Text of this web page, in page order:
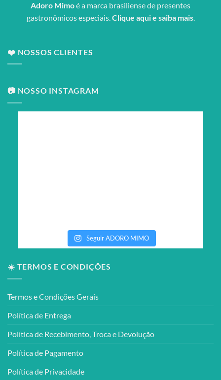
Adoro Mimoé a marca brasiliense de presentes
gastronômicos especiais.Clique aqui e saiba mais.
❤️ NOSSOS CLIENTES
📷 NOSSO INSTAGRAM
Seguir ADORO MIMO
☀️ TERMOS E CONDIÇÕES
Termos e Condições Gerais
Política de Entrega
Política de Recebimento, Troca e Devolução
Política de Pagamento
Política de Privacidade